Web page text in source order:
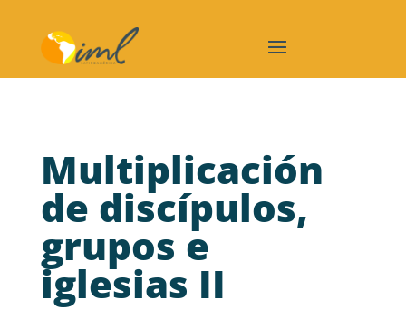
Multiplicación
de discípulos,
grupos e
iglesias II